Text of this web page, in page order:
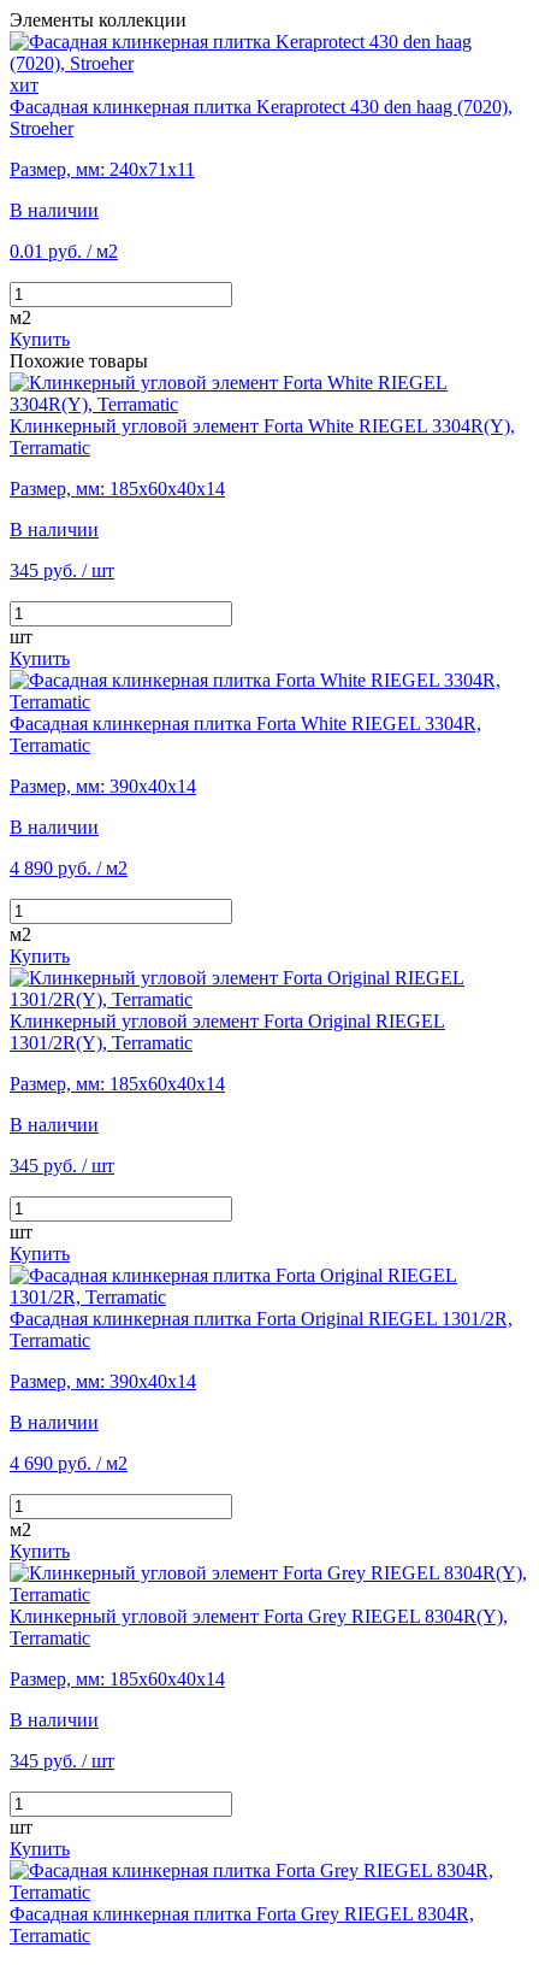
Элементы коллекции
хит
Фасадная клинкерная плитка Keraprotect 430 den haag (7020),
Stroeher
Размер, мм: 240х71х11
В наличии
0.01 руб. / м2
м2
Купить
Похожие товары
Клинкерный угловой элемент Forta White RIEGEL 3304R(Y),
Terramatic
Размер, мм: 185х60х40х14
В наличии
345 руб. / шт
шт
Купить
Фасадная клинкерная плитка Forta White RIEGEL 3304R,
Terramatic
Размер, мм: 390х40х14
В наличии
4 890 руб. / м2
м2
Купить
Клинкерный угловой элемент Forta Original RIEGEL
1301/2R(Y), Terramatic
Размер, мм: 185х60х40х14
В наличии
345 руб. / шт
шт
Купить
Фасадная клинкерная плитка Forta Original RIEGEL 1301/2R,
Terramatic
Размер, мм: 390х40х14
В наличии
4 690 руб. / м2
м2
Купить
Клинкерный угловой элемент Forta Grey RIEGEL 8304R(Y),
Terramatic
Размер, мм: 185х60х40х14
В наличии
345 руб. / шт
шт
Купить
Фасадная клинкерная плитка Forta Grey RIEGEL 8304R,
Terramatic